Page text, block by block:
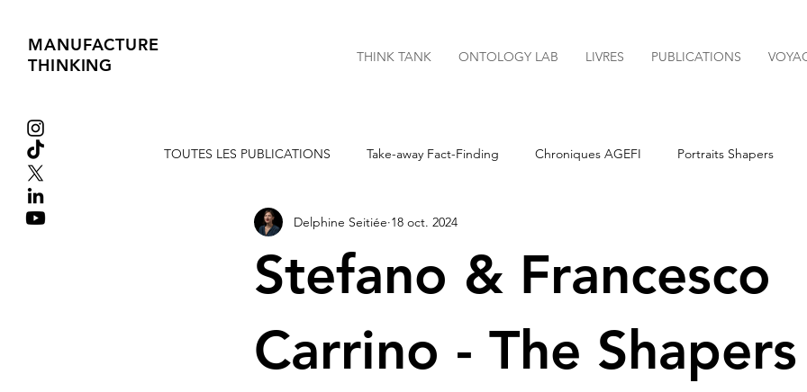
MANUFACTURE
THINKING
THINK TANK ONTOLOGY LAB LIVRES PUBLICATIONS
TOUTES LES PUBLICATIONS Take-away Fact-Finding Chroniques AGEFI Portraits Shapers
Extraits de Livres Tribune libre Newsletters
Stefano & Francesco
Carrino - The Shapers
Delphine Seitiée 18 oct. 2024